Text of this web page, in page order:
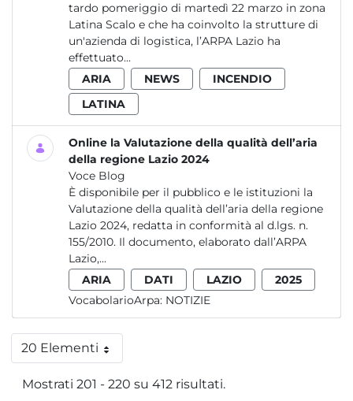
tardo pomeriggio di martedì 22 marzo in zona
Latina Scalo e che ha coinvolto la strutture di
un'azienda di logistica, l’ARPA Lazio ha
effettuato...
ARIA
NEWS
INCENDIO
LATINA
Online la Valutazione della qualità dell’aria
della regione Lazio 2024
Voce Blog
È disponibile per il pubblico e le istituzioni la
Valutazione della qualità dell’aria della regione
Lazio 2024, redatta in conformità al d.lgs. n.
155/2010. Il documento, elaborato dall’ARPA
Lazio,...
ARIA
DATI LAZIO
2025
VocabolarioArpa: NOTIZIE
20 ElementiPer pagina
Mostrati 201 - 220 su 412 risultati.